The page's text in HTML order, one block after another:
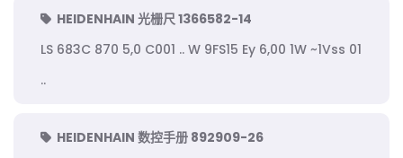
HEIDENHAIN 光栅尺 1366582-14
LS 683C 870 5,0 C001 .. W 9FS15 Ey 6,00 1W ~1Vss 01
..
HEIDENHAIN 数控手册 892909-26